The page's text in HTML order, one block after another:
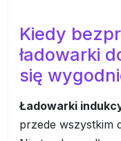
Kiedy
ładowarki
się
Ładowarki
przede wszystkim